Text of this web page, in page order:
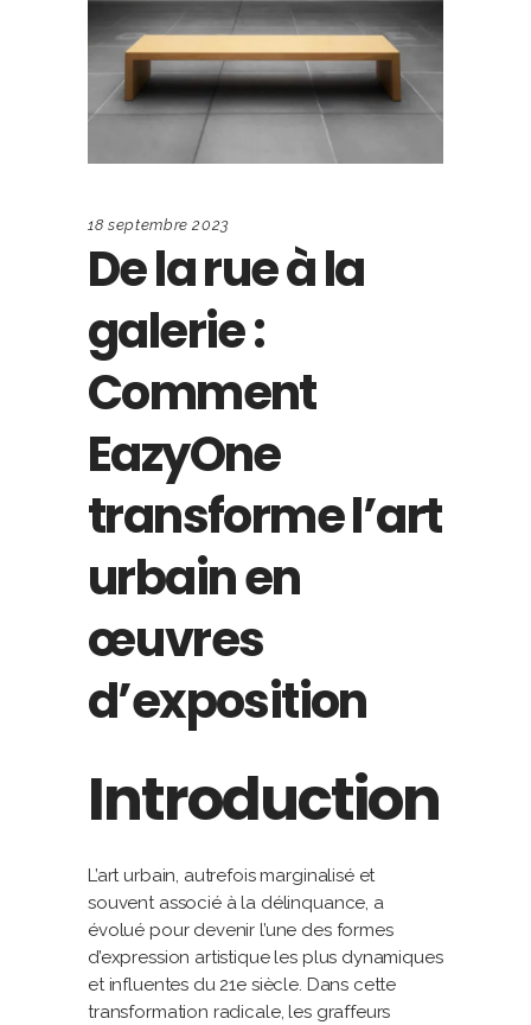
18 septembre 2023
De la rue à la
galerie :
Comment
EazyOne
transforme l’art
urbain en
œuvres
d’exposition
Introduction
L’art urbain, autrefois marginalisé et
souvent associé à la délinquance, a
évolué pour devenir l’une des formes
d’expression artistique les plus dynamiques
et influentes du 21e siècle. Dans cette
transformation radicale, les graffeurs